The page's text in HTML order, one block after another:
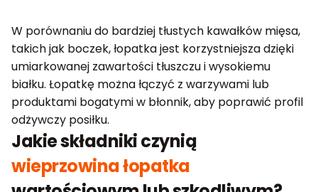
W porównaniu do bardziej tłustych kawałków mięsa,
takich jak boczek, łopatka jest korzystniejsza dzięki
umiarkowanej zawartości tłuszczu i wysokiemu
białku. Łopatkę można łączyć z warzywami lub
produktami bogatymi w błonnik, aby poprawić profil
odżywczy posiłku.
Jakie składniki czynią
wieprzowina łopatka